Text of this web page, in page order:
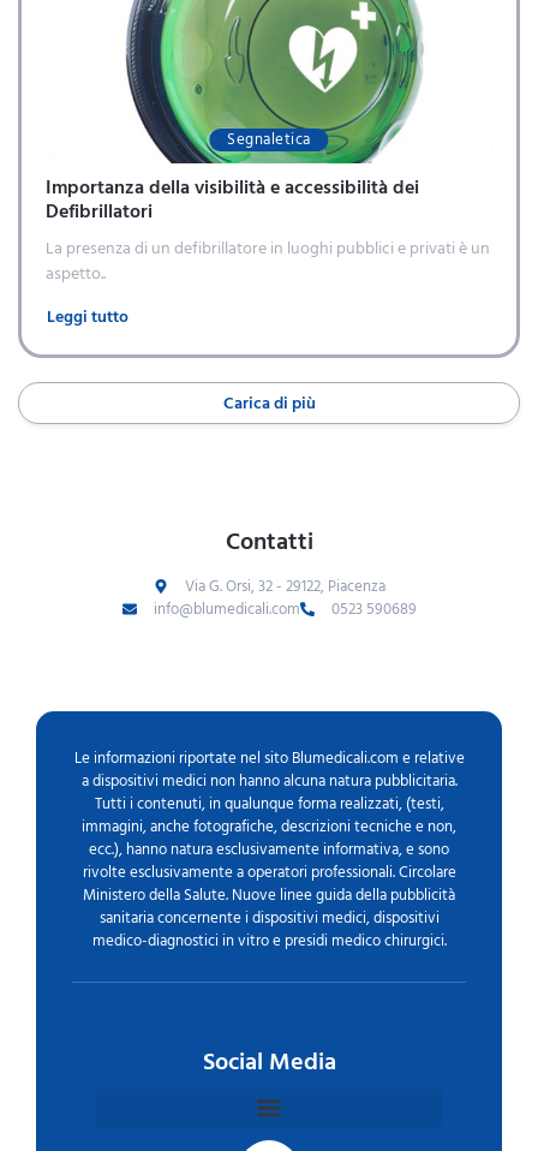
Segnaletica
Importanza della visibilità e accessibilità dei
Defibrillatori
La presenza di un defibrillatore in luoghi pubblici e privati è un
aspetto..
Leggi tutto
Carica di più
Contatti
Via G. Orsi, 32 - 29122, Piacenza
info@blumedicali.com
0523 590689
Le informazioni riportate nel sito Blumedicali.com e relative
a dispositivi medici non hanno alcuna natura pubblicitaria.
Tutti i contenuti, in qualunque forma realizzati, (testi,
immagini, anche fotografiche, descrizioni tecniche e non,
ecc.), hanno natura esclusivamente informativa, e sono
rivolte esclusivamente a operatori professionali. Circolare
Ministero della Salute. Nuove linee guida della pubblicità
sanitaria concernente i dispositivi medici, dispositivi
medico-diagnostici in vitro e presidi medico chirurgici.
Social Media